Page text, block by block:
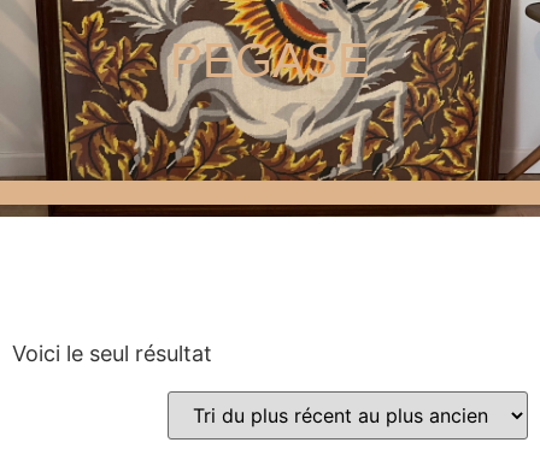
PEGASE
Voici le seul résultat